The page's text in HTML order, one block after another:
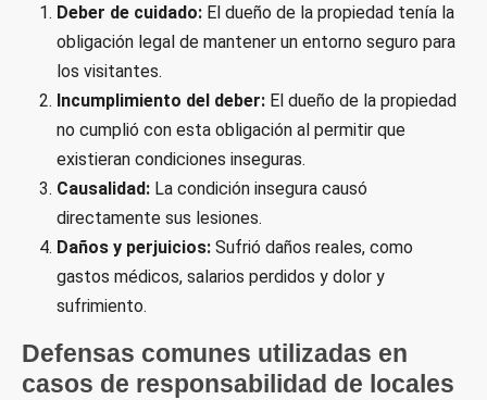
Deber de cuidado: El dueño de la propiedad tenía la
obligación legal de mantener un entorno seguro para
los visitantes.
Incumplimiento del deber: El dueño de la propiedad
no cumplió con esta obligación al permitir que
existieran condiciones inseguras.
Causalidad: La condición insegura causó
directamente sus lesiones.
Daños y perjuicios: Sufrió daños reales, como
gastos médicos, salarios perdidos y dolor y
sufrimiento.
Defensas comunes utilizadas en
casos de responsabilidad de locales